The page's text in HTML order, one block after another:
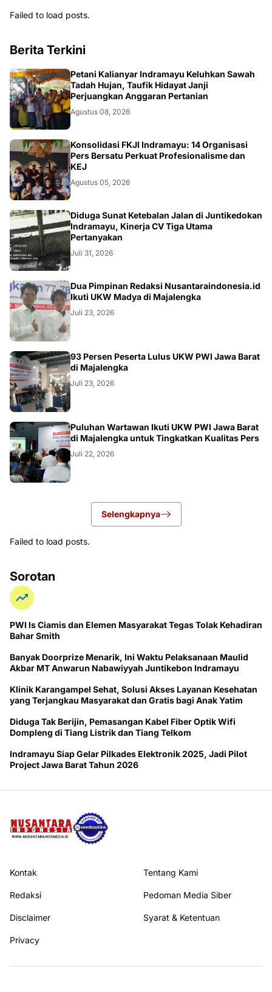
Failed to load posts.
Berita Terkini
Petani Kalianyar Indramayu Keluhkan Sawah
Tadah Hujan, Taufik Hidayat Janji
Perjuangkan Anggaran Pertanian
Agustus 08, 2026
Konsolidasi FKJI Indramayu: 14 Organisasi
Pers Bersatu Perkuat Profesionalisme dan
KEJ
Agustus 05, 2026
KRIMINAL
Diduga Sunat Ketebalan Jalan di Juntikedokan
Indramayu, Kinerja CV Tiga Utama
Pertanyakan
Juli 31, 2026
Dua Pimpinan Redaksi Nusantaraindonesia.id
Ikuti UKW Madya di Majalengka
Juli 23, 2026
93 Persen Peserta Lulus UKW PWI Jawa Barat
di Majalengka
Juli 23, 2026
Puluhan Wartawan Ikuti UKW PWI Jawa Barat
di Majalengka untuk Tingkatkan Kualitas Pers
Juli 22, 2026
Selengkapnya
Failed to load posts.
Sorotan
PWI ls Ciamis dan Elemen Masyarakat Tegas Tolak Kehadiran
Bahar Smith
Banyak Doorprize Menarik, Ini Waktu Pelaksanaan Maulid
Akbar MT Anwarun Nabawiyyah Juntikebon Indramayu
Klinik Karangampel Sehat, Solusi Akses Layanan Kesehatan
yang Terjangkau Masyarakat dan Gratis bagi Anak Yatim
Diduga Tak Berijin, Pemasangan Kabel Fiber Optik Wifi
Dompleng di Tiang Listrik dan Tiang Telkom
Indramayu Siap Gelar Pilkades Elektronik 2025, Jadi Pilot
Project Jawa Barat Tahun 2026
Kontak Tentang Kami
Redaksi Pedoman Media Siber
Disclaimer Syarat & Ketentuan
Privacy